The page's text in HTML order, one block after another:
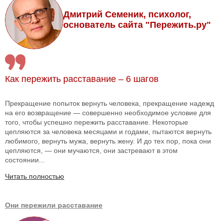
Дмитрий Семеник, психолог,
основатель сайта "Пережить.ру"
Как пережить расставание – 6 шагов
Прекращение попыток вернуть человека, прекращение надежд
на его возвращение — совершенно необходимое условие для
того, чтобы успешно пережить расставание. Некоторые
цепляются за человека месяцами и годами, пытаются вернуть
любимого, вернуть мужа, вернуть жену. И до тех пор, пока они
цепляются, — они мучаются, они застревают в этом
состоянии...
Читать полностью
Они пережили расставание